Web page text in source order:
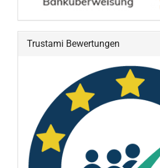
Trustami Bewertungen